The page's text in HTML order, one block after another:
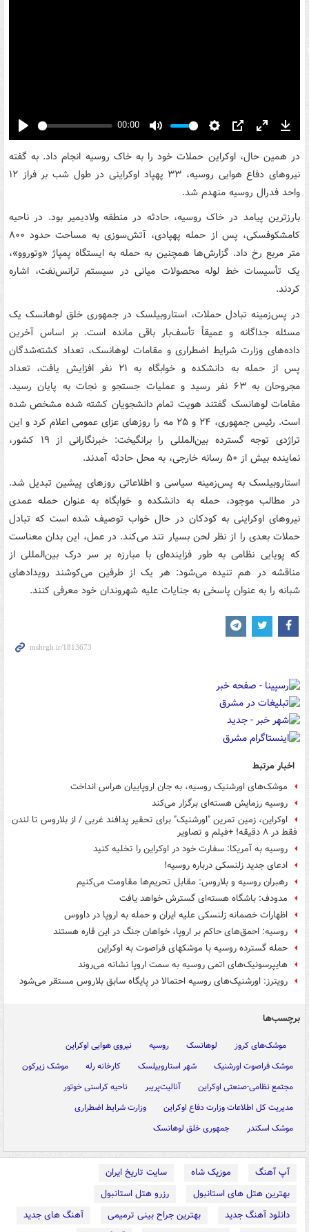
Play
00:00
Mute Settings
PIP Enter
fullscreen
در همین حال، اوکراین حملات خود را به خاک روسیه انجام داد. به گفته
نیروهای دفاع هوایی روسیه، ۳۳ پهپاد اوکراینی در طول شب بر فراز ۱۲
واحد فدرال روسیه منهدم شد.
بارزترین پیامد در خاک روسیه، حادثه در منطقه ولادیمیر بود. در ناحیه
کامشکوفسکی، پس از حمله پهپادی، آتش‌سوزی به مساحت حدود ۸۰۰
متر مربع رخ داد. گزارش‌ها همچنین به حمله به ایستگاه پمپاژ «وتوروو»،
یک تأسیسات خط لوله محصولات میانی در سیستم ترانس‌نفت، اشاره
کردند.
در پس‌زمینه تبادل حملات، استاروبیلسک در جمهوری خلق لوهانسک یک
مسئله جداگانه و عمیقاً تأسف‌بار باقی مانده است. بر اساس آخرین
داده‌های وزارت شرایط اضطراری و مقامات لوهانسک، تعداد کشته‌شدگان
پس از حمله به دانشکده و خوابگاه به ۲۱ نفر افزایش یافت، تعداد
مجروحان به ۶۳ نفر رسید و عملیات جستجو و نجات به پایان رسید.
مقامات لوهانسک گفتند هویت تمام دانشجویان کشته شده مشخص شده
است. رئیس جمهوری، ۲۴ و ۲۵ مه را روزهای عزای عمومی اعلام کرد و این
تراژدی توجه گسترده بین‌المللی را برانگیخت: خبرنگارانی از ۱۹ کشور،
نماینده بیش از ۵۰ رسانه خارجی، به محل حادثه آمدند.
استاروبیلسک به پس‌زمینه سیاسی و اطلاعاتی روزهای پیشین تبدیل شد.
در مطالب موجود، حمله به دانشکده و خوابگاه به عنوان حمله عمدی
نیروهای اوکراینی به کودکان در حال خواب توصیف شده است که تبادل
حملات بعدی را از نظر لحن بسیار تند می‌کند. در عمل، این بدان معناست
که پویایی نظامی به طور فزاینده‌ای با مبارزه بر سر درک بین‌المللی از
مناقشه در هم تنیده می‌شود: هر یک از طرفین می‌کوشند رویدادهای
شبانه را به عنوان پاسخی به جنایات علیه شهروندان خود معرفی کنند.
اخبار مرتبط
موشک‌های اورشنیک روسیه، به جان اروپاییان هراس انداخت
روسیه رزمایش هسته‌ای برگزار می‌کند
اوکراین، زمین تمرین "اورشنیک" برای تحقیر پدافند غربی / از بلاروس تا لندن
فقط در ۸ دقیقه! +فیلم و تصاویر
روسیه به آمریکا: سفارت خود در اوکراین را تخلیه کنید
ادعای جدید زلنسکی درباره روسیه!
رهبران روسیه و بلاروس: مقابل تحریم‌ها مقاومت می‌کنیم
مدودف: باشگاه هسته‌ای گسترش خواهد یافت
اظهارات خصمانه زلنسکی علیه ایران و حمله به اروپا در داووس
روسیه: احمق‌های حاکم بر اروپا، خواهان جنگ در این قاره هستند
حمله گسترده روسیه با موشکهای فراصوت به اوکراین
هایپرسونیک‌های اتمی روسیه به سمت اروپا نشانه می‌روند
رویترز: اورشنیک‌های روسیه احتمالا در پایگاه سابق بلاروس مستقر می‌شود
برچسب‌ها
موشک‌های کروز لوهانسک روسیه
نیروی هوایی اوکراین
موشک فراصوت اورشنیک
شهر استاروبیلسک کارخانه رله
موشک زیرکون
مجتمع نظامی-صنعتی اوکراین
آنالیت‌پریبر
ناحیه کراسنی خوتور
مدیریت کل اطلاعات وزارت دفاع اوکراین
وزارت شرایط اضطراری
موشک اسکندر
جمهوری خلق لوهانسک
آپ آهنگ موزیک شاه
سایت تاریخ ایران
بهترین هتل های استانبول
رزرو هتل استانبول
دانلود آهنگ جدید
بهترین جراح بینی ترمیمی
آهنگ های جدید